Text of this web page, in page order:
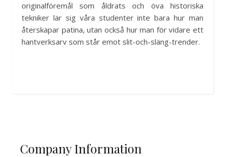
originalföremål som åldrats och öva historiska
tekniker lär sig våra studenter inte bara hur man
återskapar patina, utan också hur man för vidare ett
hantverksarv som står emot slit-och-släng-trender.
Company Information